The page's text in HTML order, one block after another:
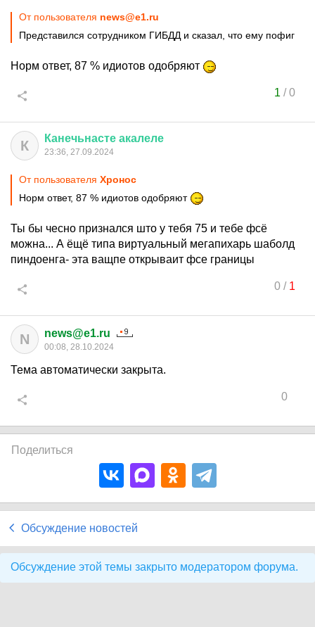
От пользователя news@e1.ru
Представился сотрудником ГИБДД и сказал, что ему пофиг
Норм ответ, 87 % идиотов одобряют
1 /0
К Канечьнасте акалеле
23:36, 27.09.2024
От пользователя Хронос
Норм ответ, 87 % идиотов одобряют
Ты бы чесно признался што у тебя 75 и тебе фсё
можна... А ёщё типа виртуальный мегапихарь шаболд
пиндоенга- эта ващпе открываит фсе границы
0/ 1
N news@e1.ru
00:08, 28.10.2024
Тема автоматически закрыта.
0
Поделиться
Обсуждение новостей
Обсуждение этой темы закрыто модератором форума.